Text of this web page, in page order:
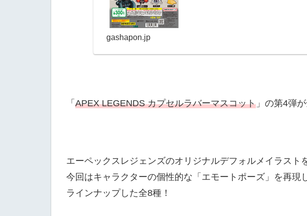
gashapon.jp
「 APEX LEGENDS カプセルラバーマスコット 」の第4弾
エーペックスレジェンズのオリジナルデフォルメイラスト
今回はキャラクターの個性的な「エモートポーズ」を再
ラインナップした全8種！